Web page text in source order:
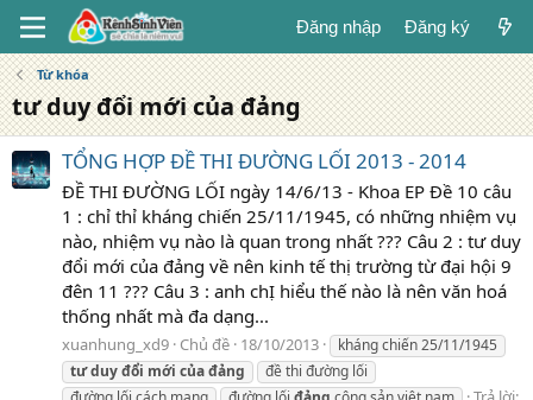
Đăng nhập Đăng ký
Từ khóa
tư duy đổi mới của đảng
TỔNG HỢP ĐỀ THI ĐƯỜNG LỐI 2013 - 2014
ĐỀ THI ĐƯỜNG LỐI ngày 14/6/13 - Khoa EP Đề 10 câu
1 : chỉ thỉ kháng chiến 25/11/1945, có những nhiệm vụ
nào, nhiệm vụ nào là quan trong nhất ??? Câu 2 : tư duy
đổi mới của đảng về nên kinh tế thị trường từ đại hội 9
đên 11 ??? Câu 3 : anh chỊ hiểu thế nào là nên văn hoá
thống nhất mà đa dạng...
xuanhung_xd9 Chủ đề 18/10/2013
kháng chiến 25/11/1945
tưduyđổi mới củađảng
đề thi đường lối